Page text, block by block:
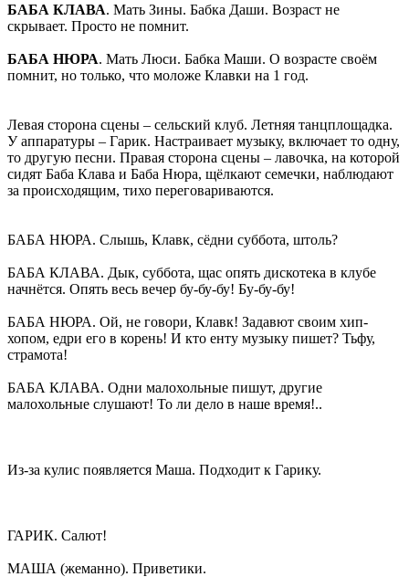
БАБА КЛАВА. Мать Зины. Бабка Даши. Возраст не
скрывает. Просто не помнит.
БАБА НЮРА. Мать Люси. Бабка Маши. О возрасте своём
помнит, но только, что моложе Клавки на 1 год.
Левая сторона сцены – сельский клуб. Летняя танцплощадка.
У аппаратуры – Гарик. Настраивает музыку, включает то одну,
то другую песни. Правая сторона сцены – лавочка, на которой
сидят Баба Клава и Баба Нюра, щёлкают семечки, наблюдают
за происходящим, тихо переговариваются.
БАБА НЮРА. Слышь, Клавк, сёдни суббота, штоль?
БАБА КЛАВА. Дык, суббота, щас опять дискотека в клубе
начнётся. Опять весь вечер бу-бу-бу! Бу-бу-бу!
БАБА НЮРА. Ой, не говори, Клавк! Задавют своим хип-
хопом, едри его в корень! И кто енту музыку пишет? Тьфу,
страмота!
БАБА КЛАВА. Одни малохольные пишут, другие
малохольные слушают! То ли дело в наше время!..
Из-за кулис появляется Маша. Подходит к Гарику.
ГАРИК. Салют!
МАША (жеманно). Приветики.